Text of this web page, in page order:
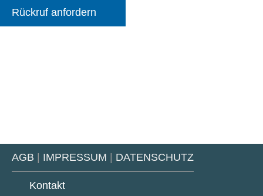
Rückruf anfordern
AGB | IMPRESSUM | DATENSCHUTZ
Kontakt